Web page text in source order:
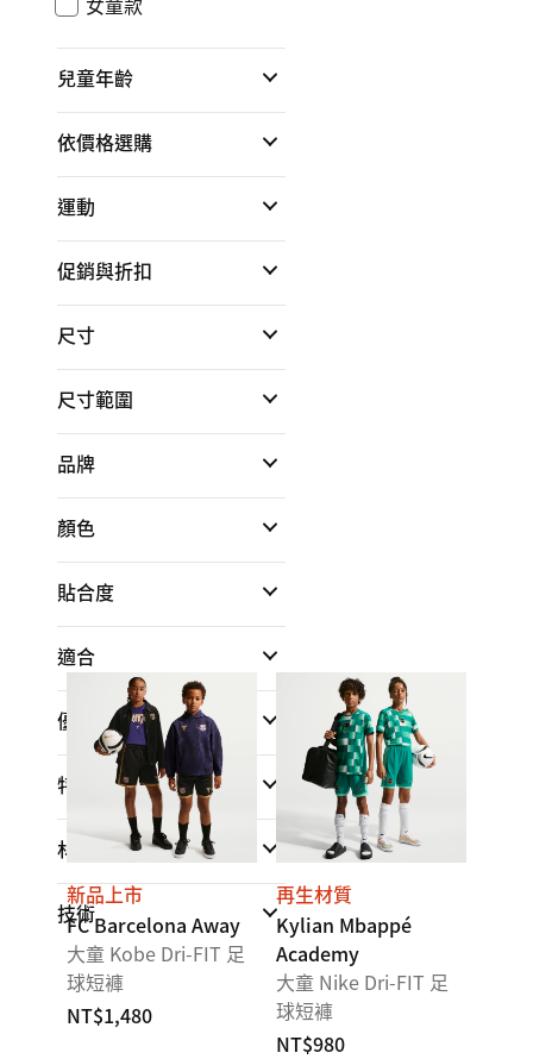
兒童年齡
依價格選購
運動
促銷與折扣
尺寸
尺寸範圍
品牌
顏色
貼合度
適合
優點
特點
材質
技術
新品上市
FC Barcelona Away
大童 Kobe Dri-FIT 足
球短褲
NT$1,480
再生材質
Kylian Mbappé
Academy
大童 Nike Dri-FIT 足
球短褲
NT$980